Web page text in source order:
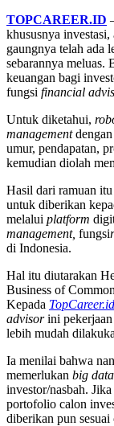
TOPCAREER.ID
khususnya investasi,
gaungnya telah ada
sebarannya meluas.
keuangan bagi
fungsi financial
Untuk diketahui,
managementdengan
umur, pendapatan,
kemudian diolah
Hasil dari ramuan
untuk diberikan
melalui platform
management, fungsi
di Indonesia.
Hal itu diutarakan
Business of
Kepada TopCareer.id
advisorini pekerjaan
lebih mudah
Ia menilai bahwa
memerlukan big data
investor/nasbah.
portofolio calon
diberikan pun